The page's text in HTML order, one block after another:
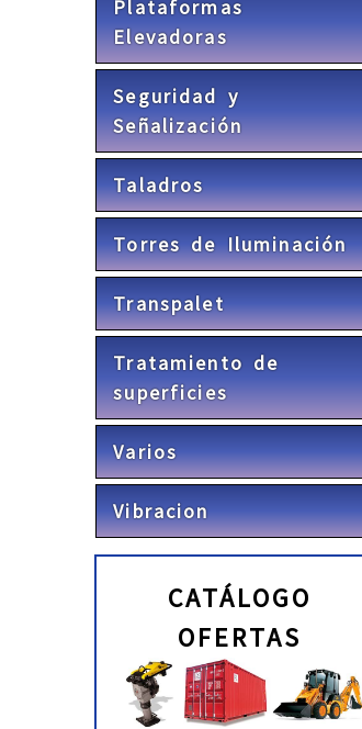
Plataformas
Elevadoras
Seguridad y
Señalización
Taladros
Torres de Iluminación
Transpalet
Tratamiento de
superficies
Varios
Vibracion
CATÁLOGO
OFERTAS